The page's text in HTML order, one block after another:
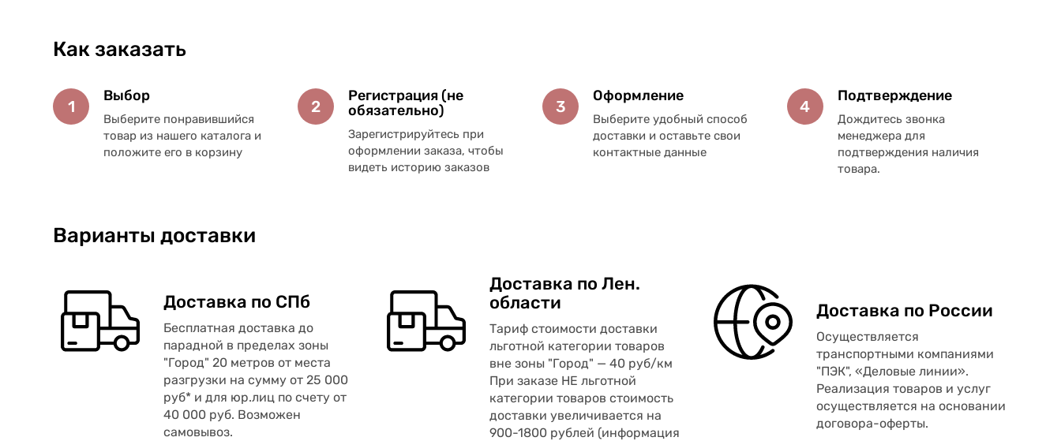
Как заказать
1
Выбор
Выберите понравившийся
товар из нашего каталога и
положите его в корзину
2
Регистрация (не
обязательно)
Зарегистрируйтесь при
оформлении заказа, чтобы
видеть историю заказов
3
Оформление
Выберите удобный способ
доставки и оставьте свои
контактные данные
4
Подтверждение
Дождитесь звонка
менеджера для
подтверждения наличия
товара.
Варианты доставки
Доставка по СПб
Бесплатная доставка до
парадной в пределах зоны
"Город" 20 метров от места
разгрузки на сумму от 25 000
руб* и для юр.лиц по счету от
40 000 руб. Возможен
самовывоз.
Доставка по Лен.
области
Тариф стоимости доставки
льготной категории товаров
вне зоны "Город" — 40 руб/км
При заказе НЕ льготной
категории товаров стоимость
доставки увеличивается на
900-1800 рублей (информация
Доставка по России
Осуществляется
транспортными компаниями
"ПЭК", «Деловые линии».
Реализация товаров и услуг
осуществляется на основании
договора-оферты.